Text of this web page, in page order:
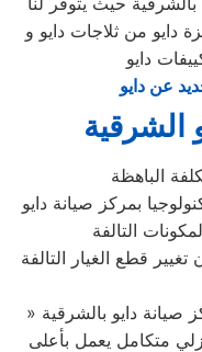
دايو من ثلاجات دايو و
دايو
عن دايو
الشرقية
الباهظة
بمركز صيانة دايو
التالفة
تغيير قطع الغيار التالفة
متكامل يعمل بأعلى